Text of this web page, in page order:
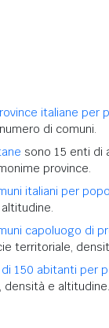
italiane per
di comuni.
sono 15 enti di
province.
italiani per
capoluogo di
territoriale,
150 abitanti per
e altitudine.